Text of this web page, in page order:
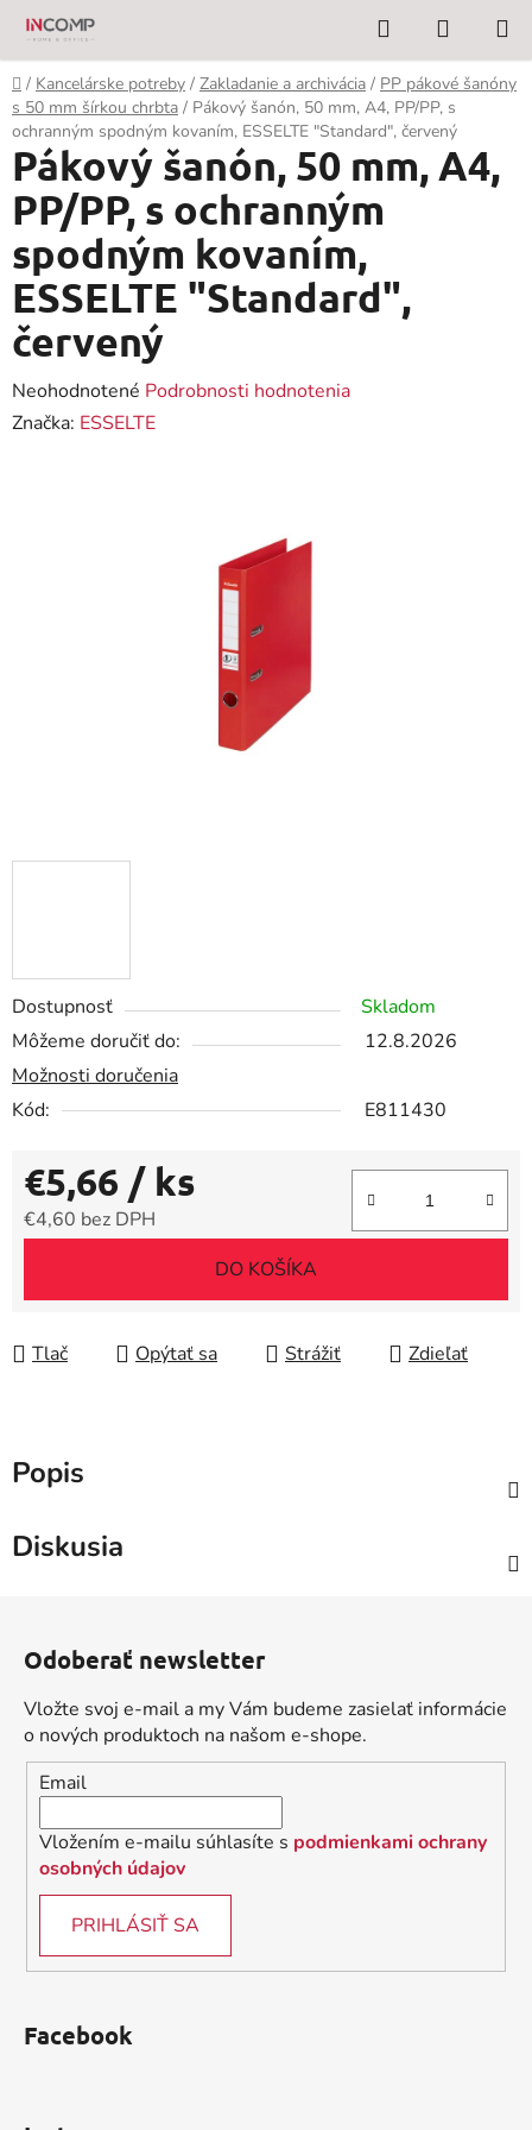
Prejsť
obsah
Hľadať
KOŠÍK
Domov
/ Kancelárske potreby / Zakladanie a archivácia / PP pákové šanóny
s 50 mm šírkou chrbta / Pákový šanón, 50 mm, A4, PP/PP, s
ochranným spodným kovaním, ESSELTE "Standard", červený
Dostupnosť
Skladom
Môžeme doručiť do:
12.8.2026
Možnosti doručenia
Kód:
E811430
€5,66 / ks
€4,60 bez DPH
DO KOŠÍKA
Tlač Opýtať sa Strážiť Zdieľať
Pákový šanón, 50 mm, A4,
PP/PP, s ochranným
spodným kovaním,
ESSELTE "Standard",
červený
Priemerné
hodnotenie
Neohodnotené Podrobnosti hodnotenia
Značka: ESSELTE
Popis
Diskusia
Odoberať newsletter
Vložte svoj e-mail a my Vám budeme zasielať informácie
o nových produktoch na našom e-shope.
Email
Vložením e-mailu súhlasíte s podmienkami ochrany
osobných údajov
PRIHLÁSIŤ SA
Facebook